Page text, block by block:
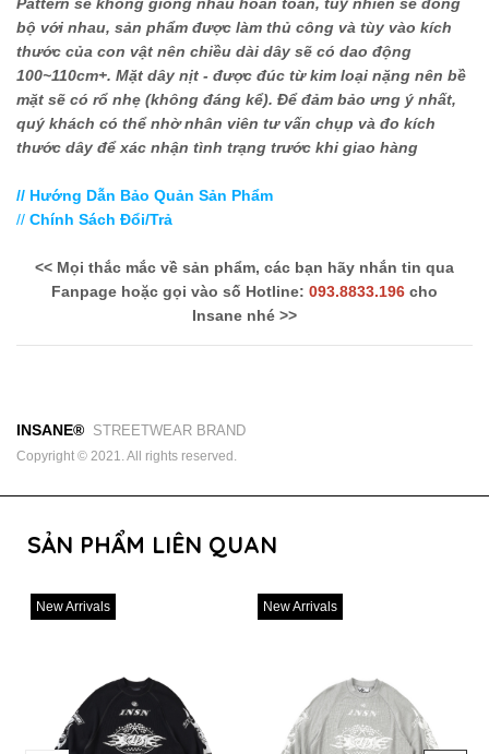
bộ với nhau, sản phẩm được làm thủ công và tùy vào kích
thước của con vật nên chiều dài dây sẽ có dao động
100~110cm+. Mặt dây nịt - được đúc từ kim loại nặng nên bề
mặt sẽ có rổ nhẹ (không đáng kể). Để đảm bảo ưng ý nhất,
quý khách có thể nhờ nhân viên tư vấn chụp và đo kích
thước dây để xác nhận tình trạng trước khi giao hàng
// Hướng Dẫn Bảo Quản Sản Phẩm
// Chính Sách Đổi/Trả
<< Mọi thắc mắc về sản phẩm, các bạn hãy nhắn tin qua
Fanpage hoặc gọi vào số Hotline: 093.8833.196 cho
Insane nhé >>
INSANE® STREETWEAR BRAND
Copyright © 2021. All rights reserved.
SẢN PHẨM LIÊN QUAN
New Arrivals New Arrivals